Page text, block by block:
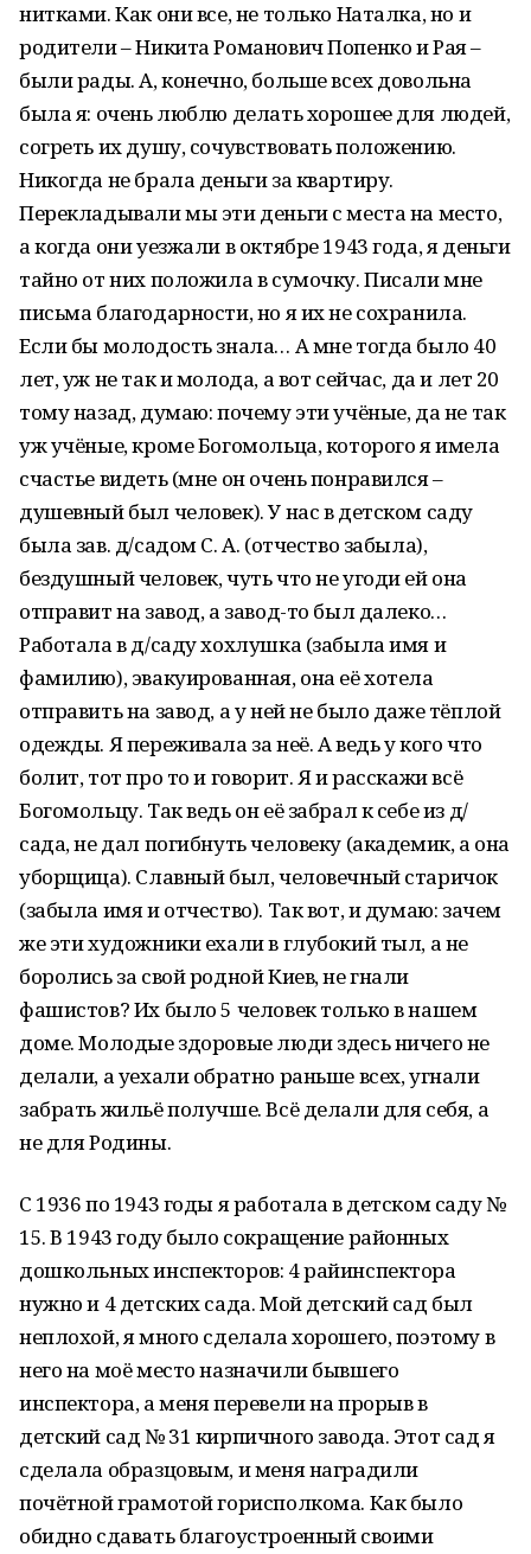
нитками. Как они все, не только Наталка, но и
родители – Никита Романович Попенко и Рая –
были рады. А, конечно, больше всех довольна
была я: очень люблю делать хорошее для людей,
согреть их душу, сочувствовать положению.
Никогда не брала деньги за квартиру.
Перекладывали мы эти деньги с места на место,
а когда они уезжали в октябре 1943 года, я деньги
тайно от них положила в сумочку. Писали мне
письма благодарности, но я их не сохранила.
Если бы молодость знала… А мне тогда было 40
лет, уж не так и молода, а вот сейчас, да и лет 20
тому назад, думаю: почему эти учёные, да не так
уж учёные, кроме Богомольца, которого я имела
счастье видеть (мне он очень понравился –
душевный был человек). У нас в детском саду
была зав. д/садом С. А. (отчество забыла),
бездушный человек, чуть что не угоди ей она
отправит на завод, а завод-то был далеко…
Работала в д/саду хохлушка (забыла имя и
фамилию), эвакуированная, она её хотела
отправить на завод, а у ней не было даже тёплой
одежды. Я переживала за неё. А ведь у кого что
болит, тот про то и говорит. Я и расскажи всё
Богомольцу. Так ведь он её забрал к себе из д/
сада, не дал погибнуть человеку (академик, а она
уборщица). Славный был, человечный старичок
(забыла имя и отчество). Так вот, и думаю: зачем
же эти художники ехали в глубокий тыл, а не
боролись за свой родной Киев, не гнали
фашистов? Их было 5 человек только в нашем
доме. Молодые здоровые люди здесь ничего не
делали, а уехали обратно раньше всех, угнали
забрать жильё получше. Всё делали для себя, а
не для Родины.
С 1936 по 1943 годы я работала в детском саду №
15. В 1943 году было сокращение районных
дошкольных инспекторов: 4 райинспектора
нужно и 4 детских сада. Мой детский сад был
неплохой, я много сделала хорошего, поэтому в
него на моё место назначили бывшего
инспектора, а меня перевели на прорыв в
детский сад № 31 кирпичного завода. Этот сад я
сделала образцовым, и меня наградили
почётной грамотой горисполкома. Как было
обидно сдавать благоустроенный своими